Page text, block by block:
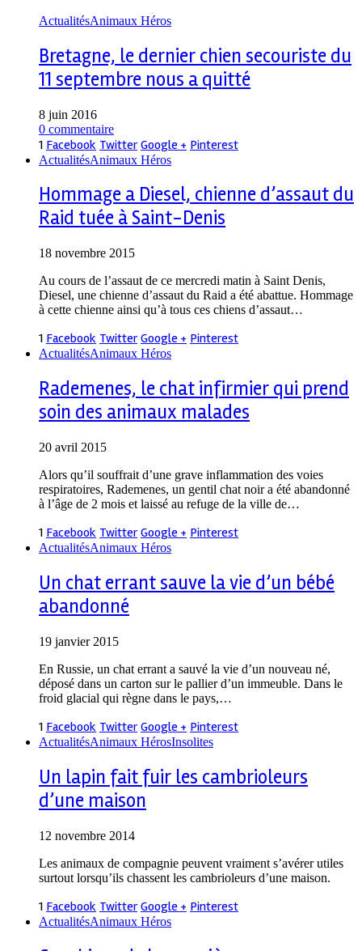
ActualitésAnimaux Héros
Bretagne, le dernier chien secouriste du
11 septembre nous a quitté
8 juin 2016
0 commentaire
1 Facebook Twitter Google + Pinterest
ActualitésAnimaux Héros
Hommage a Diesel, chienne d’assaut du
Raid tuée à Saint-Denis
18 novembre 2015
Au cours de l’assaut de ce mercredi matin à Saint Denis,
Diesel, une chienne d’assaut du Raid a été abattue. Hommage
à cette chienne ainsi qu’à tous ces chiens d’assaut…
1 Facebook Twitter Google + Pinterest
ActualitésAnimaux Héros
Rademenes, le chat infirmier qui prend
soin des animaux malades
20 avril 2015
Alors qu’il souffrait d’une grave inflammation des voies
respiratoires, Rademenes, un gentil chat noir a été abandonné
à l’âge de 2 mois et laissé au refuge de la ville de…
1 Facebook Twitter Google + Pinterest
ActualitésAnimaux Héros
Un chat errant sauve la vie d’un bébé
abandonné
19 janvier 2015
En Russie, un chat errant a sauvé la vie d’un nouveau né,
déposé dans un carton sur le pallier d’un immeuble. Dans le
froid glacial qui règne dans le pays,…
1 Facebook Twitter Google + Pinterest
ActualitésAnimaux HérosInsolites
Un lapin fait fuir les cambrioleurs
d’une maison
12 novembre 2014
Les animaux de compagnie peuvent vraiment s’avérer utiles
surtout lorsqu’ils chassent les cambrioleurs d’une maison.
1 Facebook Twitter Google + Pinterest
ActualitésAnimaux Héros